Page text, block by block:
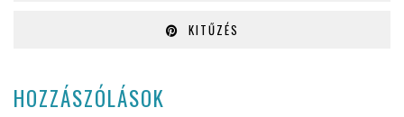
KITŰZÉS
HOZZÁSZÓLÁSOK